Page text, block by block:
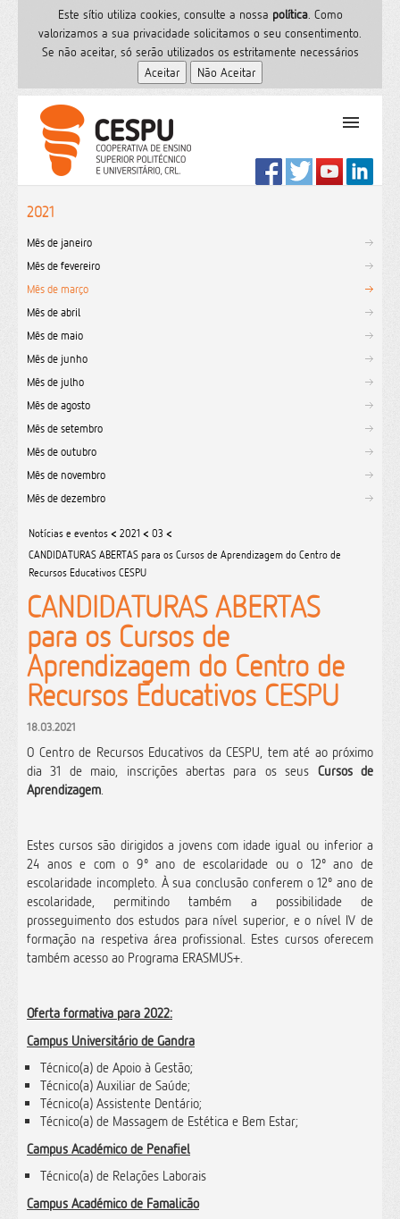
Este sítio utiliza cookies, consulte a nossa polí­tica. Como
valorizamos a sua privacidade solicitamos o seu consentimento.
Se não aceitar, só serão utilizados os estritamente necessários
PT
Início
Formação
CESPU
Sites do grupo
Utilizador
Contactos
2021
Mês de janeiro
Mês de fevereiro
Mês de março
Mês de abril
Mês de maio
Mês de junho
Mês de julho
Mês de agosto
Mês de setembro
Mês de outubro
Mês de novembro
Mês de dezembro
Notícias e eventos < 2021 < 03 <
CANDIDATURAS ABERTAS para os Cursos de Aprendizagem do Centro de
Recursos Educativos CESPU
CANDIDATURAS ABERTAS
para os Cursos de
Aprendizagem do Centro de
Recursos Educativos CESPU
18.03.2021
O Centro de Recursos Educativos da CESPU, tem até ao próximo
dia 31 de maio, inscrições abertas para os seus Cursos de
Aprendizagem.
Estes cursos são dirigidos a jovens com idade igual ou inferior a
24 anos e com o 9º ano de escolaridade ou o 12º ano de
escolaridade incompleto. À sua conclusão conferem o 12º ano de
escolaridade, permitindo também a possibilidade de
prosseguimento dos estudos para nível superior, e o nível IV de
formação na respetiva área profissional. Estes cursos oferecem
também acesso ao Programa ERASMUS+.
Oferta formativa para 2022:
Campus Universitário de Gandra
Técnico(a) de Apoio à Gestão;
Técnico(a) Auxiliar de Saúde;
Técnico(a) Assistente Dentário;
Técnico(a) de Massagem de Estética e Bem Estar;
Campus Académico de Penafiel
Técnico(a) de Relações Laborais
Campus Académico de Famalicão